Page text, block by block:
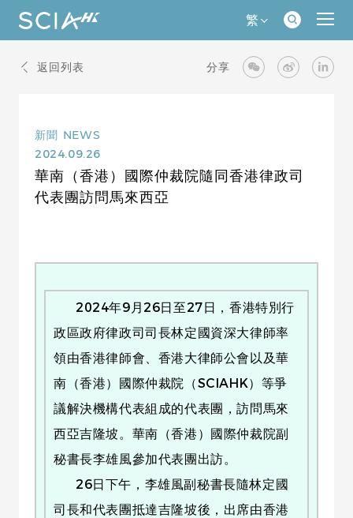
繁
返回列表 分享
新聞 NEWS
2024.09.26
華南（香港）國際仲裁院隨同香港律政司
代表團訪問馬來西亞
2024年9月26日至27日，香港特別行
政區政府律政司司長林定國資深大律師率
領由香港律師會、香港大律師公會以及華
南（香港）國際仲裁院（SCIAHK）等爭
議解決機構代表組成的代表團，訪問馬來
西亞吉隆坡。華南（香港）國際仲裁院副
秘書長李雄風參加代表團出訪。
26日下午，李雄風副秘書長隨林定國
司長和代表團抵達吉隆坡後，出席由香港